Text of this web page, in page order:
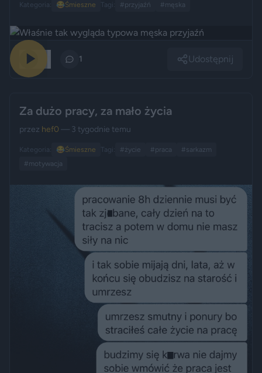
Kategoria: 😂Śmieszne Tagi: #przyjaźń #męska
1 Udostępnij
Za dużo pracy, za mało życia
przez hef0 — 3 tygodnie temu
Kategoria: 😂Śmieszne Tagi: #życie #praca
#sarkazm
#motywacja